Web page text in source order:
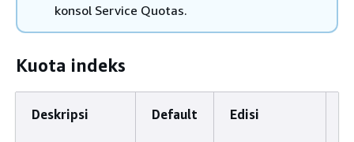
konsol Service Quotas.
Kuota indeks
Deskripsi Default Edisi